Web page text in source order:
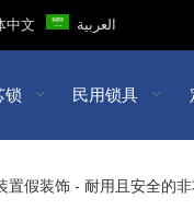
中文 العربية
锁 民用锁具
置假装饰 - 耐用且安全的